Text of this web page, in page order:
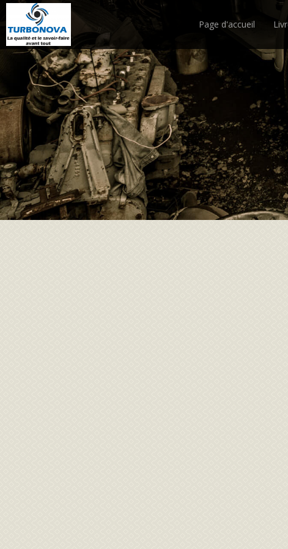
Page d'accueil